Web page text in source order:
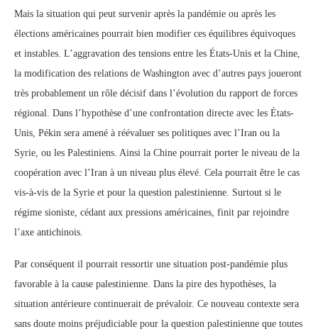
Mais la situation qui peut survenir après la pandémie ou après les
élections américaines pourrait bien modifier ces équilibres équivoques
et instables. L’aggravation des tensions entre les États-Unis et la Chine,
la modification des relations de Washington avec d’autres pays joueront
très probablement un rôle décisif dans l’évolution du rapport de forces
régional. Dans l’hypothèse d’une confrontation directe avec les États-
Unis, Pékin sera amené à réévaluer ses politiques avec l’Iran ou la
Syrie, ou les Palestiniens. Ainsi la Chine pourrait porter le niveau de la
coopération avec l’Iran à un niveau plus élevé. Cela pourrait être le cas
vis-à-vis de la Syrie et pour la question palestinienne. Surtout si le
régime sioniste, cédant aux pressions américaines, finit par rejoindre
l’axe antichinois.
Par conséquent il pourrait ressortir une situation post-pandémie plus
favorable à la cause palestinienne. Dans la pire des hypothèses, la
situation antérieure continuerait de prévaloir. Ce nouveau contexte sera
sans doute moins préjudiciable pour la question palestinienne que toutes